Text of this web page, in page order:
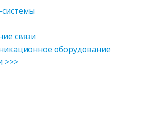
связи
оборудование
>>>